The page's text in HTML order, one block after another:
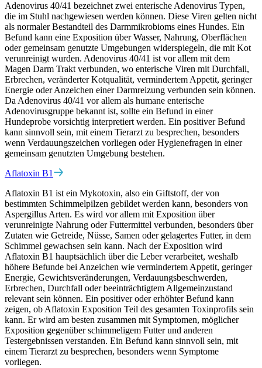
Adenovirus 40/41 bezeichnet zwei enterische Adenovirus Typen,
die im Stuhl nachgewiesen werden können. Diese Viren gelten nicht
als normaler Bestandteil des Darmmikrobioms eines Hundes. Ein
Befund kann eine Exposition über Wasser, Nahrung, Oberflächen
oder gemeinsam genutzte Umgebungen widerspiegeln, die mit Kot
verunreinigt wurden. Adenovirus 40/41 ist vor allem mit dem
Magen Darm Trakt verbunden, wo enterische Viren mit Durchfall,
Erbrechen, veränderter Kotqualität, vermindertem Appetit, geringer
Energie oder Anzeichen einer Darmreizung verbunden sein können.
Da Adenovirus 40/41 vor allem als humane enterische
Adenovirusgruppe bekannt ist, sollte ein Befund in einer
Hundeprobe vorsichtig interpretiert werden. Ein positiver Befund
kann sinnvoll sein, mit einem Tierarzt zu besprechen, besonders
wenn Verdauungszeichen vorliegen oder Hygienefragen in einer
gemeinsam genutzten Umgebung bestehen.
Aflatoxin B1
Aflatoxin B1 ist ein Mykotoxin, also ein Giftstoff, der von
bestimmten Schimmelpilzen gebildet werden kann, besonders von
Aspergillus Arten. Es wird vor allem mit Exposition über
verunreinigte Nahrung oder Futtermittel verbunden, besonders über
Zutaten wie Getreide, Nüsse, Samen oder gelagertes Futter, in dem
Schimmel gewachsen sein kann. Nach der Exposition wird
Aflatoxin B1 hauptsächlich über die Leber verarbeitet, weshalb
höhere Befunde bei Anzeichen wie vermindertem Appetit, geringer
Energie, Gewichtsveränderungen, Verdauungsbeschwerden,
Erbrechen, Durchfall oder beeinträchtigtem Allgemeinzustand
relevant sein können. Ein positiver oder erhöhter Befund kann
zeigen, ob Aflatoxin Exposition Teil des gesamten Toxinprofils sein
kann. Er wird am besten zusammen mit Symptomen, möglicher
Exposition gegenüber schimmeligem Futter und anderen
Testergebnissen verstanden. Ein Befund kann sinnvoll sein, mit
einem Tierarzt zu besprechen, besonders wenn Symptome
vorliegen.